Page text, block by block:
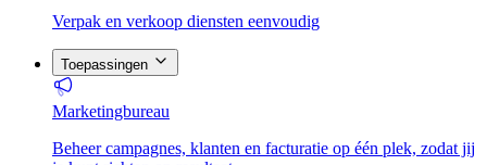
Verpak en verkoop diensten eenvoudig
Toepassingen
Marketingbureau
Beheer campagnes, klanten en facturatie op één plek, zodat jij